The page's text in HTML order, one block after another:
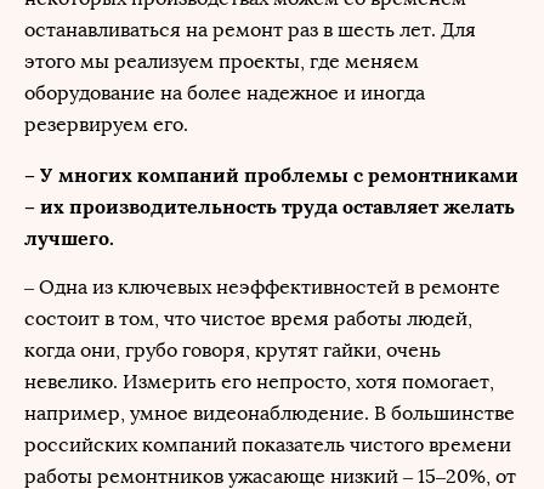
останавливаться на ремонт раз в шесть лет. Для
этого мы реализуем проекты, где меняем
оборудование на более надежное и иногда
резервируем его.
– У многих компаний проблемы с ремонтниками
– их производительность труда оставляет желать
лучшего.
– Одна из ключевых неэффективностей в ремонте
состоит в том, что чистое время работы людей,
когда они, грубо говоря, крутят гайки, очень
невелико. Измерить его непросто, хотя помогает,
например, умное видеонаблюдение. В большинстве
российских компаний показатель чистого времени
работы ремонтников ужасающе низкий – 15–20%, от